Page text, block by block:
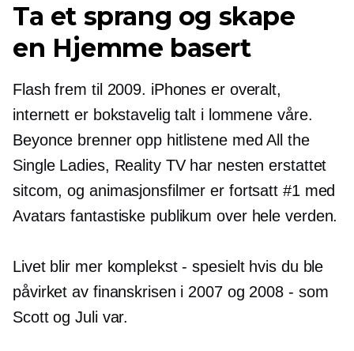
Ta et sprang og skape
en Hjemme basert
Flash frem til 2009. iPhones er overalt,
internett er bokstavelig talt i lommene våre.
Beyonce brenner opp hitlistene med All the
Single Ladies, Reality TV har nesten erstattet
sitcom, og animasjonsfilmer er fortsatt #1 med
Avatars fantastiske publikum over hele verden.
Livet blir mer komplekst - spesielt hvis du ble
påvirket av finanskrisen i 2007 og 2008 - som
Scott og Juli var.